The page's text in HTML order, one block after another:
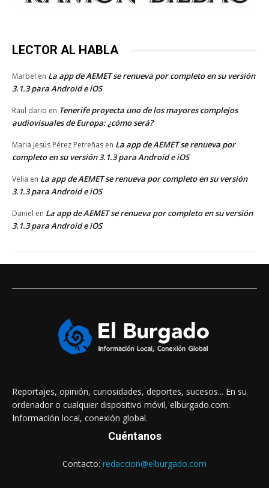
LECTOR AL HABLA
Marbel en La app de AEMET se renueva por completo en su versión
3.1.3 para Android e iOS
Raul dario en Tenerife proyecta uno de los mayores complejos
audiovisuales de Europa: ¿cómo será?
Maria Jesús Pérez Petreñas en La app de AEMET se renueva por
completo en su versión 3.1.3 para Android e iOS
Velia en La app de AEMET se renueva por completo en su versión
3.1.3 para Android e iOS
Daniel en La app de AEMET se renueva por completo en su versión
3.1.3 para Android e iOS
Reportajes, opinión, curiosidades, deportes, sucesos... En su
ordenador o cualquier dispositivo móvil, elburgado.com:
Información local, conexión global.
Cuéntanos
Contacto: redaccion@elburgado.com